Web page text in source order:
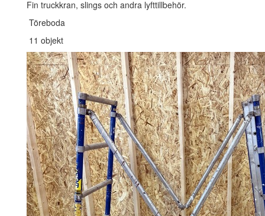
Fin truckkran, slings och andra lyfttillbehör.
Töreboda
11 objekt